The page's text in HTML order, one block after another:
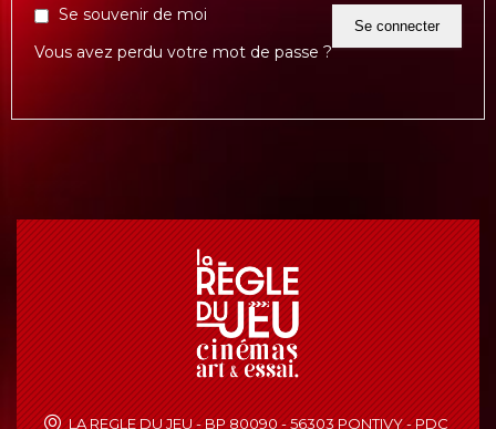
Se souvenir de moi
Vous avez perdu votre mot de passe ?
LA REGLE DU JEU - BP 80090 - 56303 PONTIVY - PDC